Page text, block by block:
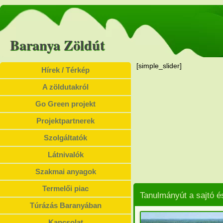
Baranya Zöldút
[simple_slider]
Hírek / Térkép
A zöldutakról
Go Green projekt
Projektpartnerek
Szolgáltatók
Látnivalók
Szakmai anyagok
Termelői piac
Túrázás Baranyában
Tanulmányút a sajtó